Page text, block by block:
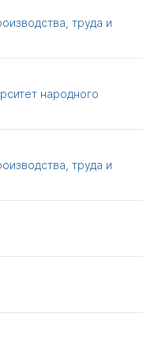
труда и
народного
труда и